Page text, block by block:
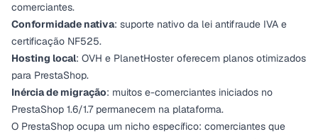
comerciantes.
Conformidade nativa: suporte nativo da lei antifraude IVA e
certificação NF525.
Hosting local: OVH e PlanetHoster oferecem planos otimizados
para PrestaShop.
Inércia de migração: muitos e-comerciantes iniciados no
PrestaShop 1.6/1.7 permanecem na plataforma.
O PrestaShop ocupa um nicho específico: comerciantes que